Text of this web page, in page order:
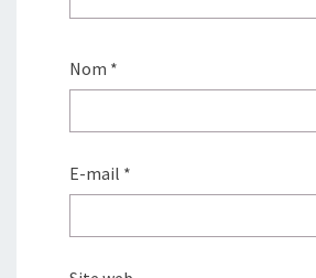
Nom *
E-mail *